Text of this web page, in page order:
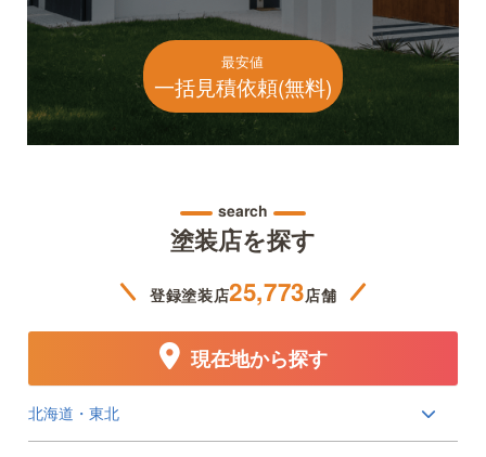
最安値
一括見積依頼(無料)
search
塗装店を探す
登録塗装店25,773店舗
北海道・東北
現在地から探す